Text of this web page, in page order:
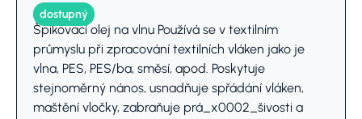
dostupný
Špikovací olej na vlnu Používá se v textilním
průmyslu při zpracování textilních vláken jako je
vlna, PES, PES/ba, směsí, apod. Poskytuje
stejnoměrný nános, usnadňuje spřádání vláken,
maštění vločky, zabraňuje prá_x0002_šivosti a